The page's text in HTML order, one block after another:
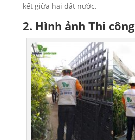
kết giữa hai đất nước.
2. Hình ảnh Thi công